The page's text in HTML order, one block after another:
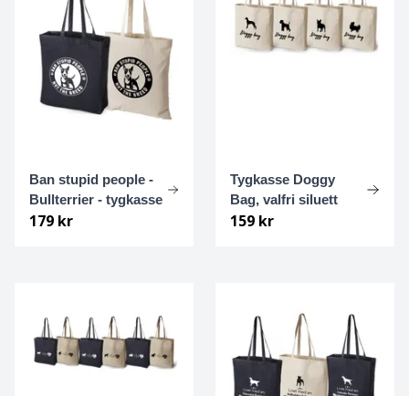
Ban stupid people -
Bullterrier - tygkasse
179 kr
Tygkasse Doggy
Bag, valfri siluett
159 kr
Griffon Bruxellois
Grosser Münsterländer
Hamiltonstövare
Hovawart
Irländsk terrier